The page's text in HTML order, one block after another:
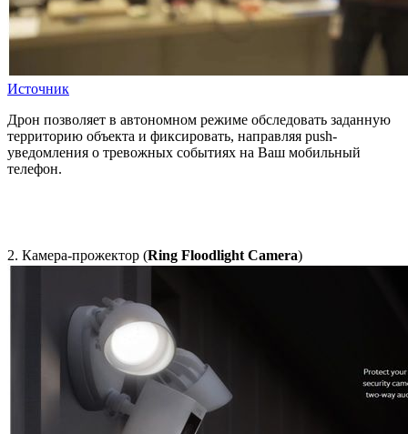
Источник
Дрон позволяет в автономном режиме обследовать заданную
территорию объекта и фиксировать, направляя push-
уведомления о тревожных событиях на Ваш мобильный
телефон.
2. Камера-прожектор (Ring Floodlight Camera)